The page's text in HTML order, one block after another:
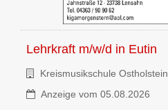
Lehrkraft m/w/d in Eutin
Kreismusikschule Ostholstein
Anzeige vom 05.08.2026